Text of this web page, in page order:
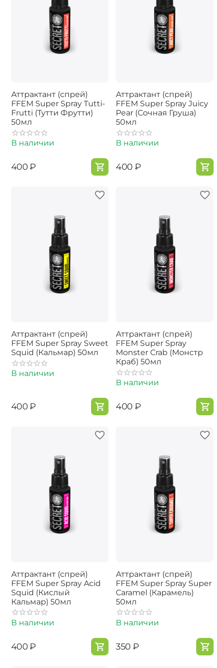
Аттрактант (спрей)
FFEM Super Spray Tutti-
Frutti (Тутти Фрутти)
50мл
В наличии
‍400‍ ₽
Аттрактант (спрей)
FFEM Super Spray Juicy
Pear (Сочная Груша)
50мл
В наличии
‍400‍ ₽
Аттрактант (спрей)
FFEM Super Spray Sweet
Squid (Кальмар) 50мл
В наличии
‍400‍ ₽
Аттрактант (спрей)
FFEM Super Spray
Monster Crab (Монстр
Краб) 50мл
В наличии
‍400‍ ₽
Аттрактант (спрей)
FFEM Super Spray Acid
Squid (Кислый
Кальмар) 50мл
В наличии
‍400‍ ₽
Аттрактант (спрей)
FFEM Super Spray Super
Caramel (Карамель)
50мл
В наличии
‍350‍ ₽